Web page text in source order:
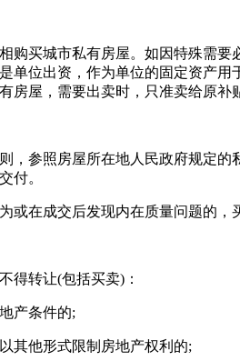
购买城市私有房屋。如因特殊需
单位出资，作为单位的固定资产
房屋，需要出卖时，只准卖给原补
，参照房屋所在地人民政府规定
付。
或在成交后发现内在质量问题的
得转让(包括买卖)：
产条件的;
其他形式限制房地产权利的;